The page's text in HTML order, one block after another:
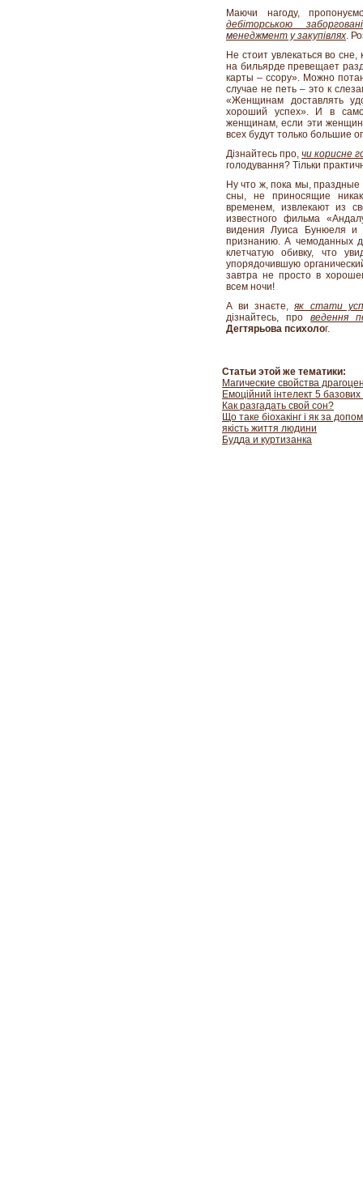
Маючи нагоду,
дебіторською
менеджмент у закупівлях.
Не стоит увлекаться во
на бильярде превещает
карты – ссору». Можно
случае не петь – это к
«Женщинам доставлять
хороший успех». И в
женщинам, если эти
всех будут только большие
Дізнайтесь про, чи корисне
голодування? Тільки
Ну что ж, пока мы, праздные
сны, не приносящие
временем, извлекают из
известного фильма
видения Луиса Бунюеля
признанию. А чемоданных
клетчатую обивку, что
упорядочившую
завтра не просто в
всем ночи!
А ви знаєте,як стати
дізнайтесь, проведення
Дегтярьова психолог.
Статьи этой же тематики:
Магические свойства
Емоційний інтелект 5
Как разгадать свой сон?
Що таке біохакінг і як за
якість життя людини
Будда и куртизанка